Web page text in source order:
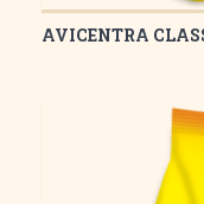
AVICENTRA